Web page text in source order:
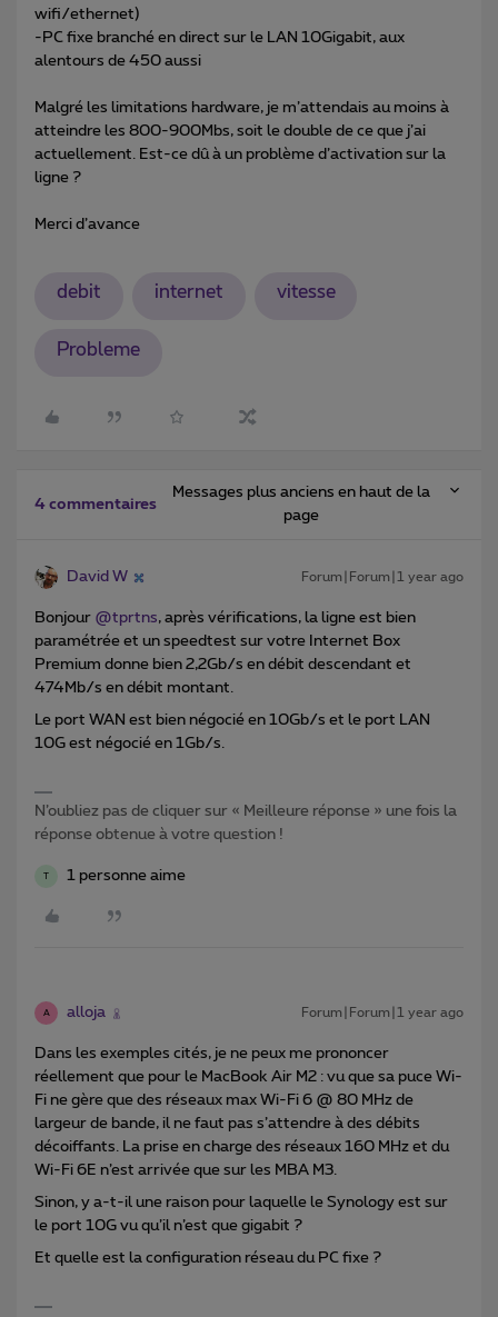
wifi/ethernet)
-PC fixe branché en direct sur le LAN 10Gigabit, aux
alentours de 450 aussi
Malgré les limitations hardware, je m’attendais au moins à
atteindre les 800-900Mbs, soit le double de ce que j’ai
actuellement. Est-ce dû à un problème d’activation sur la
ligne ?
Merci d’avance
debit internet vitesse
Probleme
4 commentaires
Messages plus anciens en haut de la
page
David W Forum|Forum|1 year ago
Bonjour ​ @tprtns, après vérifications, la ligne est bien
paramétrée et un speedtest sur votre Internet Box
Premium donne bien 2,2Gb/s en débit descendant et
474Mb/s en débit montant.
Le port WAN est bien négocié en 10Gb/s et le port LAN
10G est négocié en 1Gb/s.
N’oubliez pas de cliquer sur « Meilleure réponse » une fois la
réponse obtenue à votre question !
1 personne aime
A alloja Forum|Forum|1 year ago
Dans les exemples cités, je ne peux me prononcer
réellement que pour le MacBook Air M2 : vu que sa puce Wi-
Fi ne gère que des réseaux max Wi-Fi 6 @ 80 MHz de
largeur de bande, il ne faut pas s’attendre à des débits
décoiffants. La prise en charge des réseaux 160 MHz et du
Wi-Fi 6E n’est arrivée que sur les MBA M3.
Sinon, y a-t-il une raison pour laquelle le Synology est sur
le port 10G vu qu’il n’est que gigabit ?
Et quelle est la configuration réseau du PC fixe ?